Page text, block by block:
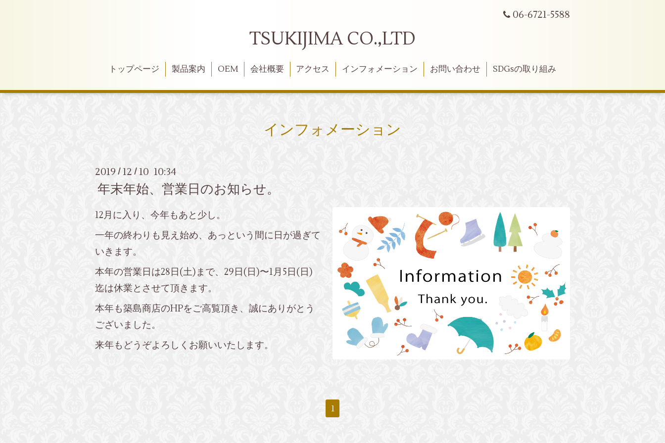
06-6721-5588
TSUKIJIMA CO.,LTD
トップページ 製品案内 OEM 会社概要 アクセス インフォメーション お問い合わせ SDGsの取り組み
インフォメーション
2019 / 12 / 10 10:34
年末年始、営業日のお知らせ。
12月に入り、今年もあと少し。
一年の終わりも見え始め、あっという間に日が過ぎて
いきます。
本年の営業日は28日(土)まで、29日(日)〜1月5日(日)
迄は休業とさせて頂きます。
本年も築島商店のHPをご高覧頂き、誠にありがとう
ございました。
来年もどうぞよろしくお願いいたします。
1